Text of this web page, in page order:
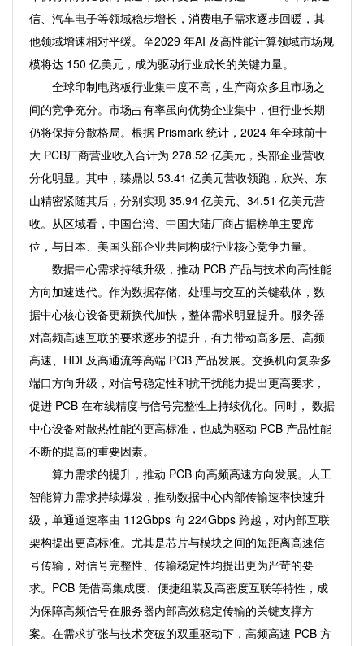
信、汽车电子等领域稳步增长，消费电子需求逐步回暖，其
他领域增速相对平缓。至2029 年AI 及高性能计算领域市场规
模将达 150 亿美元，成为驱动行业成长的关键力量。
全球印制电路板行业集中度不高，生产商众多且市场之
间的竞争充分。市场占有率虽向优势企业集中，但行业长期
仍将保持分散格局。根据 Prismark 统计，2024 年全球前十
大 PCB厂商营业收入合计为 278.52 亿美元，头部企业营收
分化明显。其中，臻鼎以 53.41 亿美元营收领跑，欣兴、东
山精密紧随其后，分别实现 35.94 亿美元、34.51 亿美元营
收。从区域看，中国台湾、中国大陆厂商占据榜单主要席
位，与日本、美国头部企业共同构成行业核心竞争力量。
数据中心需求持续升级，推动 PCB 产品与技术向高性能
方向加速迭代。作为数据存储、处理与交互的关键载体，数
据中心核心设备更新换代加快，整体需求明显提升。服务器
对高频高速互联的要求逐步的提升，有力带动高多层、高频
高速、HDI 及高通流等高端 PCB 产品发展。交换机向复杂多
端口方向升级，对信号稳定性和抗干扰能力提出更高要求，
促进 PCB 在布线精度与信号完整性上持续优化。同时， 数据
中心设备对散热性能的更高标准，也成为驱动 PCB 产品性能
不断的提高的重要因素。
算力需求的提升，推动 PCB 向高频高速方向发展。人工
智能算力需求持续爆发，推动数据中心内部传输速率快速升
级，单通道速率由 112Gbps 向 224Gbps 跨越，对内部互联
架构提出更高标准。尤其是芯片与模块之间的短距离高速信
号传输，对信号完整性、传输稳定性均提出更为严苛的要
求。PCB 凭借高集成度、便捷组装及高密度互联等特性，成
为保障高频信号在服务器内部高效稳定传输的关键支撑方
案。在需求扩张与技术突破的双重驱动下，高频高速 PCB 方